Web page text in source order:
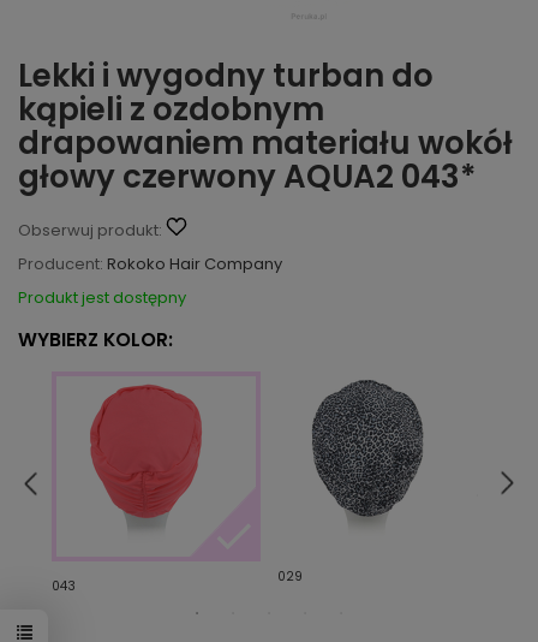
Lekki i wygodny turban do
kąpieli z ozdobnym
drapowaniem materiału wokół
głowy czerwony AQUA2 043*
Obserwuj produkt:
Producent: Rokoko Hair Company
Produkt jest dostępny
WYBIERZ KOLOR:
043
029